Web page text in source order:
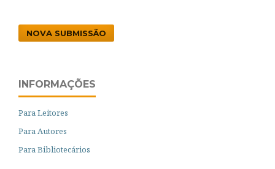
NOVA SUBMISSÃO
INFORMAÇÕES
Para Leitores
Para Autores
Para Bibliotecários